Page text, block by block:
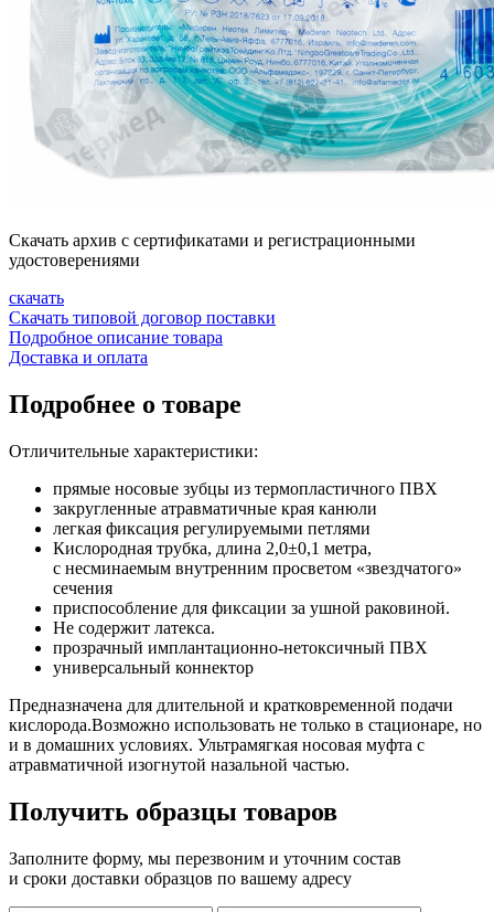
Скачать архив с сертификатами и регистрационными
удостоверениями
скачать
Скачать типовой договор поставки
Подробное описание товара
Доставка и оплата
Подробнее о товаре
Отличительные характеристики:
прямые носовые зубцы из термопластичного ПВХ
закругленные атравматичные края канюли
легкая фиксация регулируемыми петлями
Кислородная трубка, длина 2,0±0,1 метра,
с несминаемым внутренним просветом «звездчатого»
сечения
приспособление для фиксации за ушной раковиной.
Не содержит латекса.
прозрачный имплантационно-нетоксичный ПВХ
универсальный коннектор
Предназначена для длительной и кратковременной подачи
кислорода.Возможно использовать не только в стационаре, но
и в домашних условиях. Ультрамягкая носовая муфта с
атравматичной изогнутой назальной частью.
Получить образцы товаров
Заполните форму, мы перезвоним и уточним состав
и сроки доставки образцов по вашему адресу